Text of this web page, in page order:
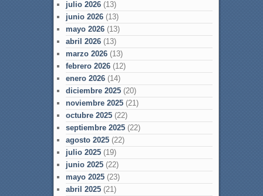
julio 2026(13)
junio 2026(13)
mayo 2026(13)
abril 2026(13)
marzo 2026(13)
febrero 2026(12)
enero 2026(14)
diciembre 2025(20)
noviembre 2025(21)
octubre 2025(22)
septiembre 2025(22)
agosto 2025(22)
julio 2025(19)
junio 2025(22)
mayo 2025(23)
abril 2025(21)